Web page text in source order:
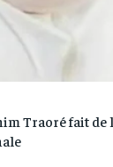
Traoré fait de